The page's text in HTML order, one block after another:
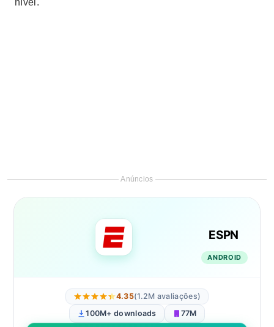
nível.
Anúncios
ESPN
ANDROID
4.35(1.2M avaliações)
100M+ downloads
77M